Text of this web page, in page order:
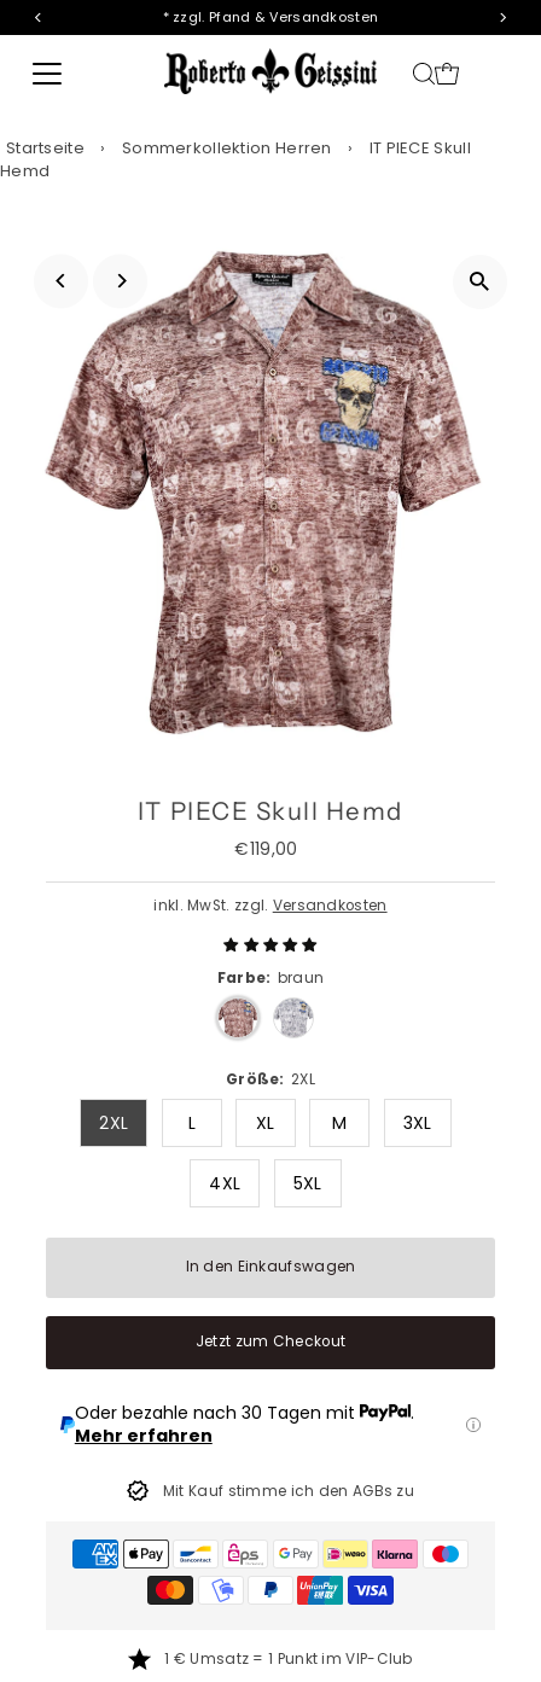
Direkt zum Inhalt
* zzgl. Pfand & Versandkosten
Startseite › Sommerkollektion Herren ›
IT PIECE Skull
Hemd
IT PIECE Skull Hemd
Regulärer
€119,00
inkl. MwSt. zzgl. Versandkosten
Farbe: braun
Größe: 2XL
2XL L XL M 3XL
4XL 5XL
In den Einkaufswagen
Jetzt zum Checkout
Oder bezahle nach 30 Tagen mit
.
Mehr erfahren
Mit Kauf stimme ich den AGBs zu
1 € Umsatz = 1 Punkt im VIP-Club